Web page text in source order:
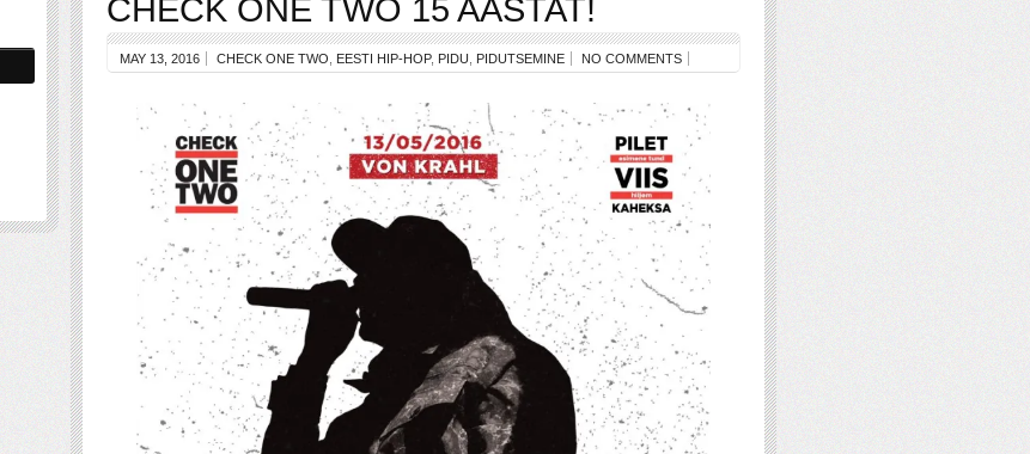
CHECK ONE TWO 15 AASTAT!
MAY 13, 2016 CHECK ONE TWO EESTI HIP-HOP, PIDU PIDUTSEMINE NO COMMENTS